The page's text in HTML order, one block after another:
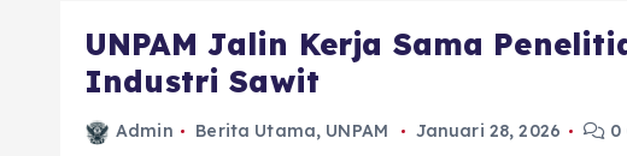
UNPAM Jalin Kerja Sama
Industri Sawit
Admin Berita Utama, UNPAM Januari 28, 2026 0